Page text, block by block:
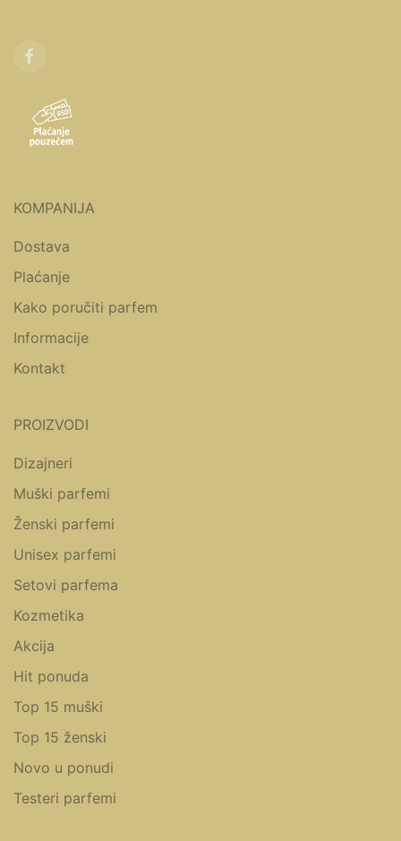
KOMPANIJA
Dostava
Plaćanje
Kako poručiti parfem
Informacije
Kontakt
PROIZVODI
Dizajneri
Muški parfemi
Ženski parfemi
Unisex parfemi
Setovi parfema
Kozmetika
Akcija
Hit ponuda
Top 15 muški
Top 15 ženski
Novo u ponudi
Testeri parfemi